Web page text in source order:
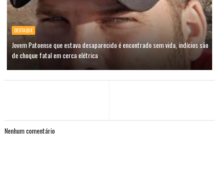
DESTAQUE
Jovem Patoense que estava desaparecido é encontrado sem vida, indícios são
de choque fatal em cerca elétrica
Nenhum comentário